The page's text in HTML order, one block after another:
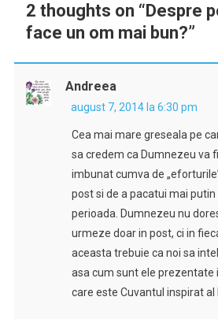
2 thoughts on “ Despre
face un om mai bun?”
Andreea
august 7, 2014 la 6:30 pm
Cea mai mare greseala pe
sa credem ca Dumnezeu va
imbunat cumva de
post si de a pacatui mai
perioada. Dumnezeu nu
urmeze doar in post, ci in
aceasta trebuie ca noi sa
asa cum sunt ele prezentate
care este Cuvantul inspirat al